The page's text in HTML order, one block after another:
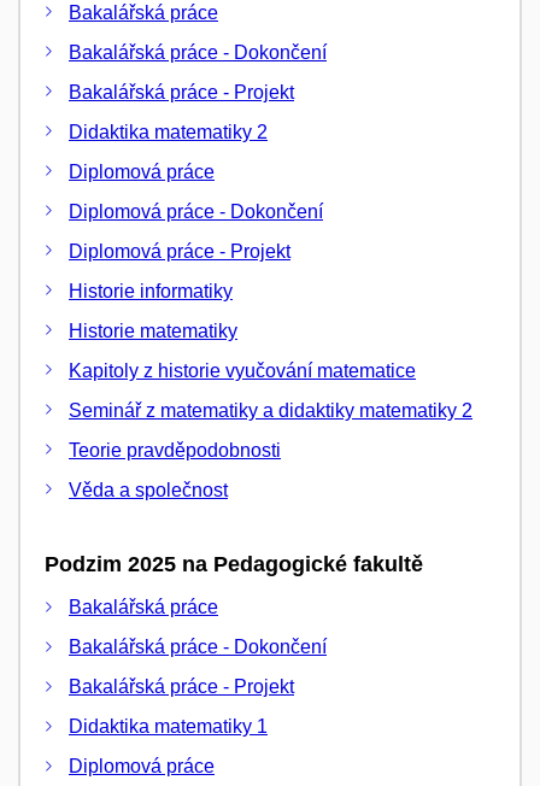
Bakalářská práce
Bakalářská práce - Dokončení
Bakalářská práce - Projekt
Didaktika matematiky 2
Diplomová práce
Diplomová práce - Dokončení
Diplomová práce - Projekt
Historie informatiky
Historie matematiky
Kapitoly z historie vyučování matematice
Seminář z matematiky a didaktiky matematiky 2
Teorie pravděpodobnosti
Věda a společnost
Podzim 2025 na Pedagogické fakultě
Bakalářská práce
Bakalářská práce - Dokončení
Bakalářská práce - Projekt
Didaktika matematiky 1
Diplomová práce